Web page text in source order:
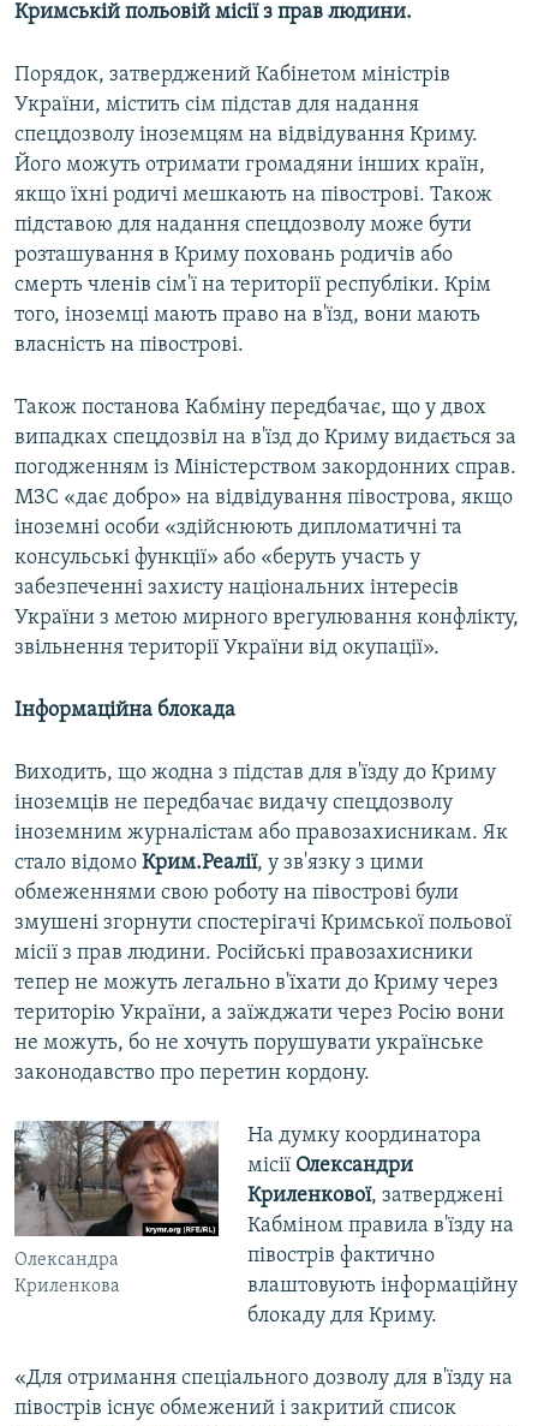
Кримській польовій місії з прав людини.
Порядок, затверджений Кабінетом міністрів
України, містить сім підстав для надання
спецдозволу іноземцям на відвідування Криму.
Його можуть отримати громадяни інших країн,
якщо їхні родичі мешкають на півострові. Також
підставою для надання спецдозволу може бути
розташування в Криму поховань родичів або
смерть членів сім'ї на території республіки. Крім
того, іноземці мають право на в'їзд, вони мають
власність на півострові.
Також постанова Кабміну передбачає, що у двох
випадках спецдозвіл на в'їзд до Криму видається за
погодженням із Міністерством закордонних справ.
МЗС «дає добро» на відвідування півострова, якщо
іноземні особи «здійснюють дипломатичні та
консульські функції» або «беруть участь у
забезпеченні захисту національних інтересів
України з метою мирного врегулювання конфлікту,
звільнення території України від окупації».
Інформаційна блокада
Виходить, що жодна з підстав для в'їзду до Криму
іноземців не передбачає видачу спецдозволу
іноземним журналістам або правозахисникам. Як
стало відомо Крим.Реалії, у зв'язку з цими
обмеженнями свою роботу на півострові були
змушені згорнути спостерігачі Кримської польової
місії з прав людини. Російські правозахисники
тепер не можуть легально в'їхати до Криму через
територію України, а заїжджати через Росію вони
не можуть, бо не хочуть порушувати українське
законодавство про перетин кордону.
Олександра
Криленкова
На думку координатора
місії Олександри
Криленкової, затверджені
Кабміном правила в'їзду на
півострів фактично
влаштовують інформаційну
блокаду для Криму.
«Для отримання спеціального дозволу для в'їзду на
півострів існує обмежений і закритий список